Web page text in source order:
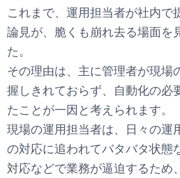
これまで、運用担当者が社内で
論見が、脆くも崩れ去る場面を
た。
その理由は、主に管理者が現場
握しきれておらず、自動化の必
たことが一因と考えられます。
現場の運用担当者は、日々の運
の対応に追われてバタバタ状態
対応などで業務が逼迫するため